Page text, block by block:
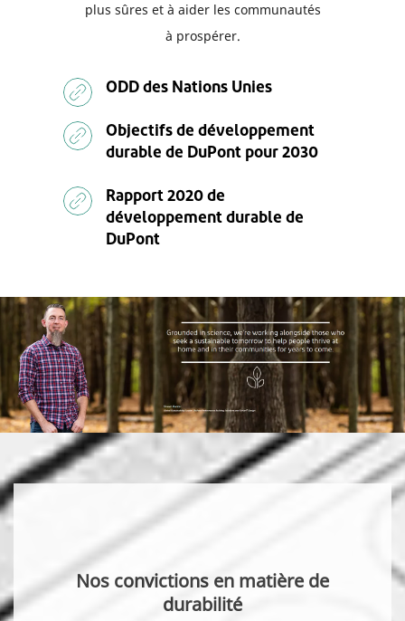
plus sûres et à aider les communautés
à prospérer.
ODD des Nations Unies
Objectifs de développement
durable de DuPont pour 2030
Rapport 2020 de
développement durable de
DuPont
Nos convictions en matière de
durabilité